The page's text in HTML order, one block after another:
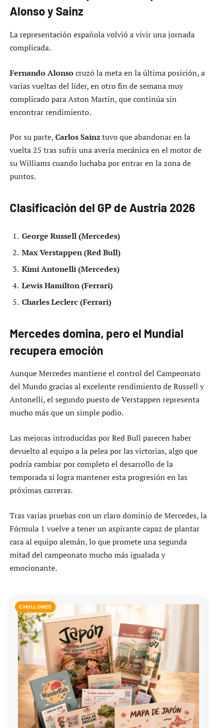
Alonso y Sainz
La representación española volvió a vivir una jornada
complicada.
Fernando Alonso cruzó la meta en la última posición, a
varias vueltas del líder, en otro fin de semana muy
complicado para Aston Martin, que continúa sin
encontrar rendimiento.
Por su parte,Carlos Sainztuvo que abandonar en la
vuelta 25 tras sufrir una avería mecánica en el motor de
su Williams cuando luchaba por entrar en la zona de
puntos.
Clasificación del GP de Austria 2026
George Russell (Mercedes)
Max Verstappen (Red Bull)
Kimi Antonelli (Mercedes)
Lewis Hamilton (Ferrari)
Charles Leclerc (Ferrari)
Mercedes domina, pero el Mundial
recupera emoción
Aunque Mercedes mantiene el control del Campeonato
del Mundo gracias al excelente rendimiento de Russell y
Antonelli, el segundo puesto de Verstappen representa
mucho más que un simple podio.
Las mejoras introducidas por Red Bull parecen haber
devuelto al equipo a la pelea por las victorias, algo que
podría cambiar por completo el desarrollo de la
temporada si logra mantener esta progresión en las
próximas carreras.
Tras varias pruebas con un claro dominio de Mercedes, la
Fórmula 1 vuelve a tener un aspirante capaz de plantar
cara al equipo alemán, lo que promete una segunda
mitad del campeonato mucho más igualada y
emocionante.
CHOLLONES